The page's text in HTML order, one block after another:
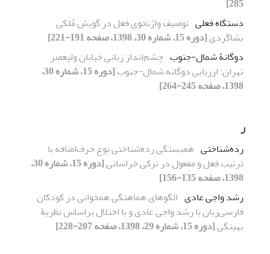
دستگاه فعلی توصیف واژنحویِ فعل در گویش مُلکی
بشاگردی[دوره 15، شماره 30، 1398، صفحه 191-221]
دوگانۀ شمال-جنوب چشم‌انداز زبانی خیابان ولیعصر
تهران: ارزیابی دوگانه شمال-جنوب
[دوره 15، شماره 30،
1398، صفحه 245-264]
ر
رده‌شناختی همبستگی رده‌شناختی نوع حرف‌اضافه با
ترتیب فعل و مفعول در ترکیِ خراسانی
[دوره 15، شماره 30،
1398، صفحه 135-156]
رشد واجی عادی الگوهای هماهنگی همخوانی در کودکان
فارسی‌زبان با رشد واجی عادی و با اختلال براساس نظریۀ
بهینگی[دوره 15، شماره 29، 1398، صفحه 207-228]